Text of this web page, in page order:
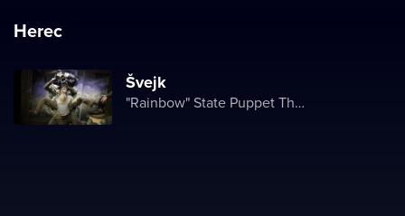
Herec
Švejk
"Rainbow" State Puppet Theater